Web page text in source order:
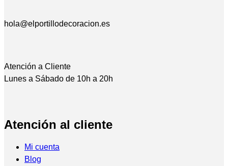
hola@elportillodecoracion.es
Atención a Cliente
Lunes a Sábado de 10h a 20h
Atención al cliente
Mi cuenta
Blog